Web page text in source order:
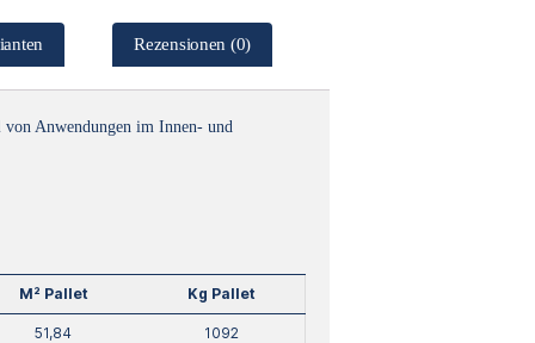
Rezensionen (0)
Anwendungen im Innen- und
M² Pallet Kg Pallet
51,84 1092